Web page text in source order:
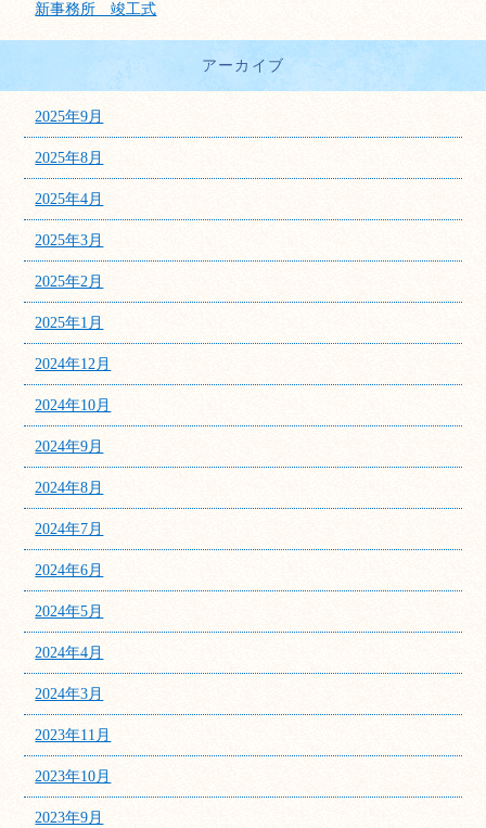
新事務所 竣工式
アーカイブ
2025年9月
2025年8月
2025年4月
2025年3月
2025年2月
2025年1月
2024年12月
2024年10月
2024年9月
2024年8月
2024年7月
2024年6月
2024年5月
2024年4月
2024年3月
2023年11月
2023年10月
2023年9月